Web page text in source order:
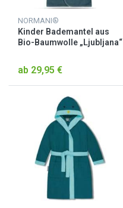
NORMANI®
Kinder Bademantel aus
Bio-Baumwolle „Ljubljana“
ab 29,95 €